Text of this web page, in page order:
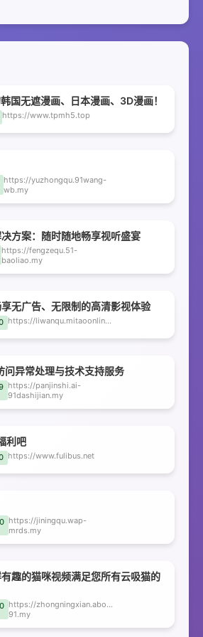
国无遮漫画、日本漫画、3D漫画！
https://www.tpmh5.top
https://yuzhongqu.91wang-
wb.my
方案：随时随地畅享视听盛宴
https://fengzequ.51-
baoliao.my
无广告、无限制的高清影视体验
https://liwanqu.mitaoonline.cc
异常处理与技术支持服务
https://panjinshi.ai-
91dashijian.my
利吧
https://www.fulibus.net
https://jiningqu.wap-
mrds.my
趣的猫咪视频满足您所有云吸猫的
https://zhongningxian.about-
91.my